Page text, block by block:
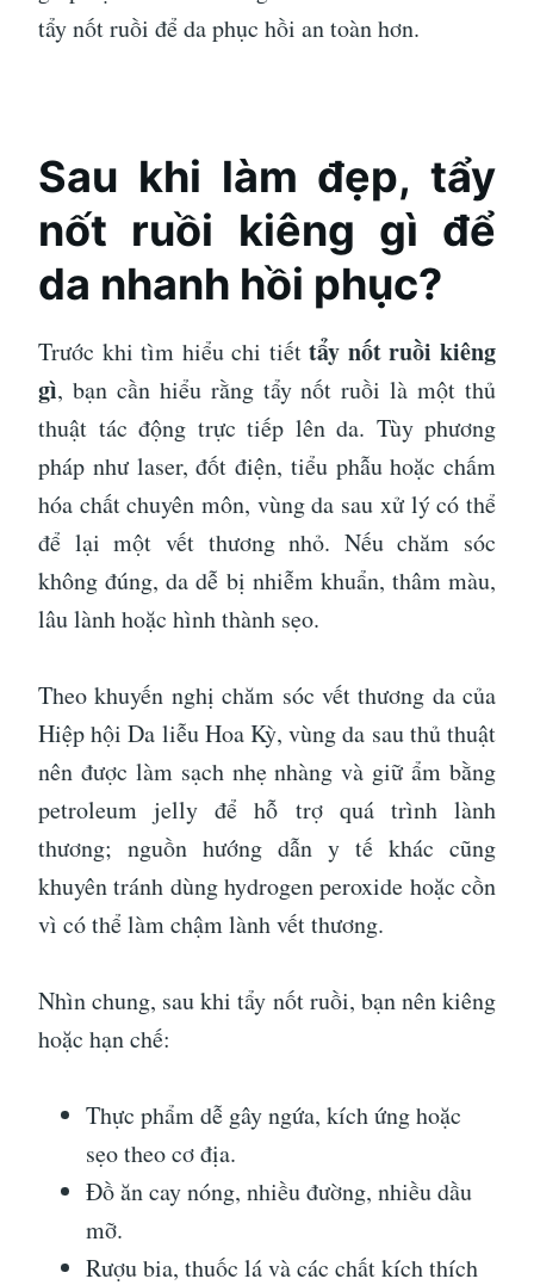
tẩy nốt ruồi để da phục hồi an toàn hơn.
Sau khi làm đẹp, tẩy
nốt ruồi kiêng gì để
da nhanh hồi phục?
Trước khi tìm hiểu chi tiếttẩy nốt ruồi kiêng
gì, bạn cần hiểu rằng tẩy nốt ruồi là một thủ
thuật tác động trực tiếp lên da. Tùy phương
pháp như laser, đốt điện, tiểu phẫu hoặc chấm
hóa chất chuyên môn, vùng da sau xử lý có thể
để lại một vết thương nhỏ. Nếu chăm sóc
không đúng, da dễ bị nhiễm khuẩn, thâm màu,
lâu lành hoặc hình thành sẹo.
Theo khuyến nghị chăm sóc vết thương da của
Hiệp hội Da liễu Hoa Kỳ, vùng da sau thủ thuật
nên được làm sạch nhẹ nhàng và giữ ẩm bằng
petroleum jelly để hỗ trợ quá trình lành
thương; nguồn hướng dẫn y tế khác cũng
khuyên tránh dùng hydrogen peroxide hoặc cồn
vì có thể làm chậm lành vết thương.
Nhìn chung, sau khi tẩy nốt ruồi, bạn nên kiêng
hoặc hạn chế:
Thực phẩm dễ gây ngứa, kích ứng hoặc
sẹo theo cơ địa.
Đồ ăn cay nóng, nhiều đường, nhiều dầu
mỡ.
Rượu bia, thuốc lá và các chất kích thích